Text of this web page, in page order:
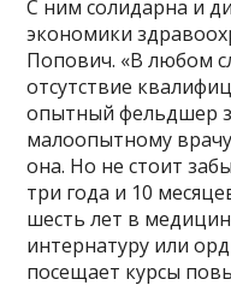
С ним солидарна и
экономики
Попович. «В любом
отсутствие
опытный фельдшер
малоопытному
она. Но не стоит
три года и 10
шесть лет в
интернатуру или
посещает курсы